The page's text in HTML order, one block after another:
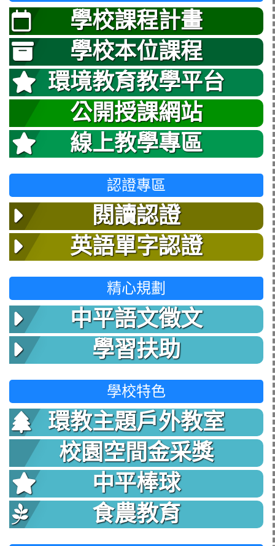
學校課程計畫
學校本位課程
環境教育教學平台
公開授課網站
線上教學專區
認證專區
閱讀認證
英語單字認證
精心規劃
中平語文徵文
學習扶助
學校特色
環教主題戶外教室
校園空間金采獎
中平棒球
食農教育